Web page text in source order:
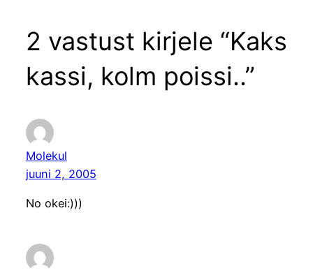
2 vastust kirjele “Kaks
kassi, kolm poissi..”
Molekul
juuni 2, 2005
No okei:)))